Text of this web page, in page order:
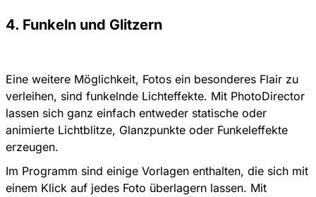
4. Funkeln und Glitzern
Eine weitere Möglichkeit, Fotos ein besonderes Flair zu
verleihen, sind funkelnde Lichteffekte. Mit PhotoDirector
lassen sich ganz einfach entweder statische oder
animierte Lichtblitze, Glanzpunkte oder Funkeleffekte
erzeugen.
Im Programm sind einige Vorlagen enthalten, die sich mit
einem Klick auf jedes Foto überlagern lassen. Mit